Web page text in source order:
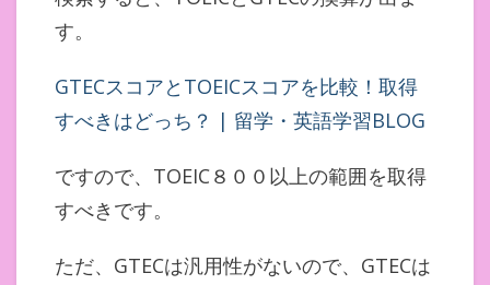
す。
GTECスコアとTOEICスコアを比較！取得
すべきはどっち？ | 留学・英語学習BLOG
ですので、TOEIC８００以上の範囲を取得
すべきです。
ただ、GTECは汎用性がないので、GTECは